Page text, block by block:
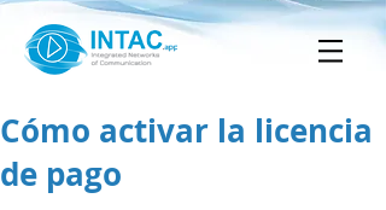
Cómo activar la licencia
de pago